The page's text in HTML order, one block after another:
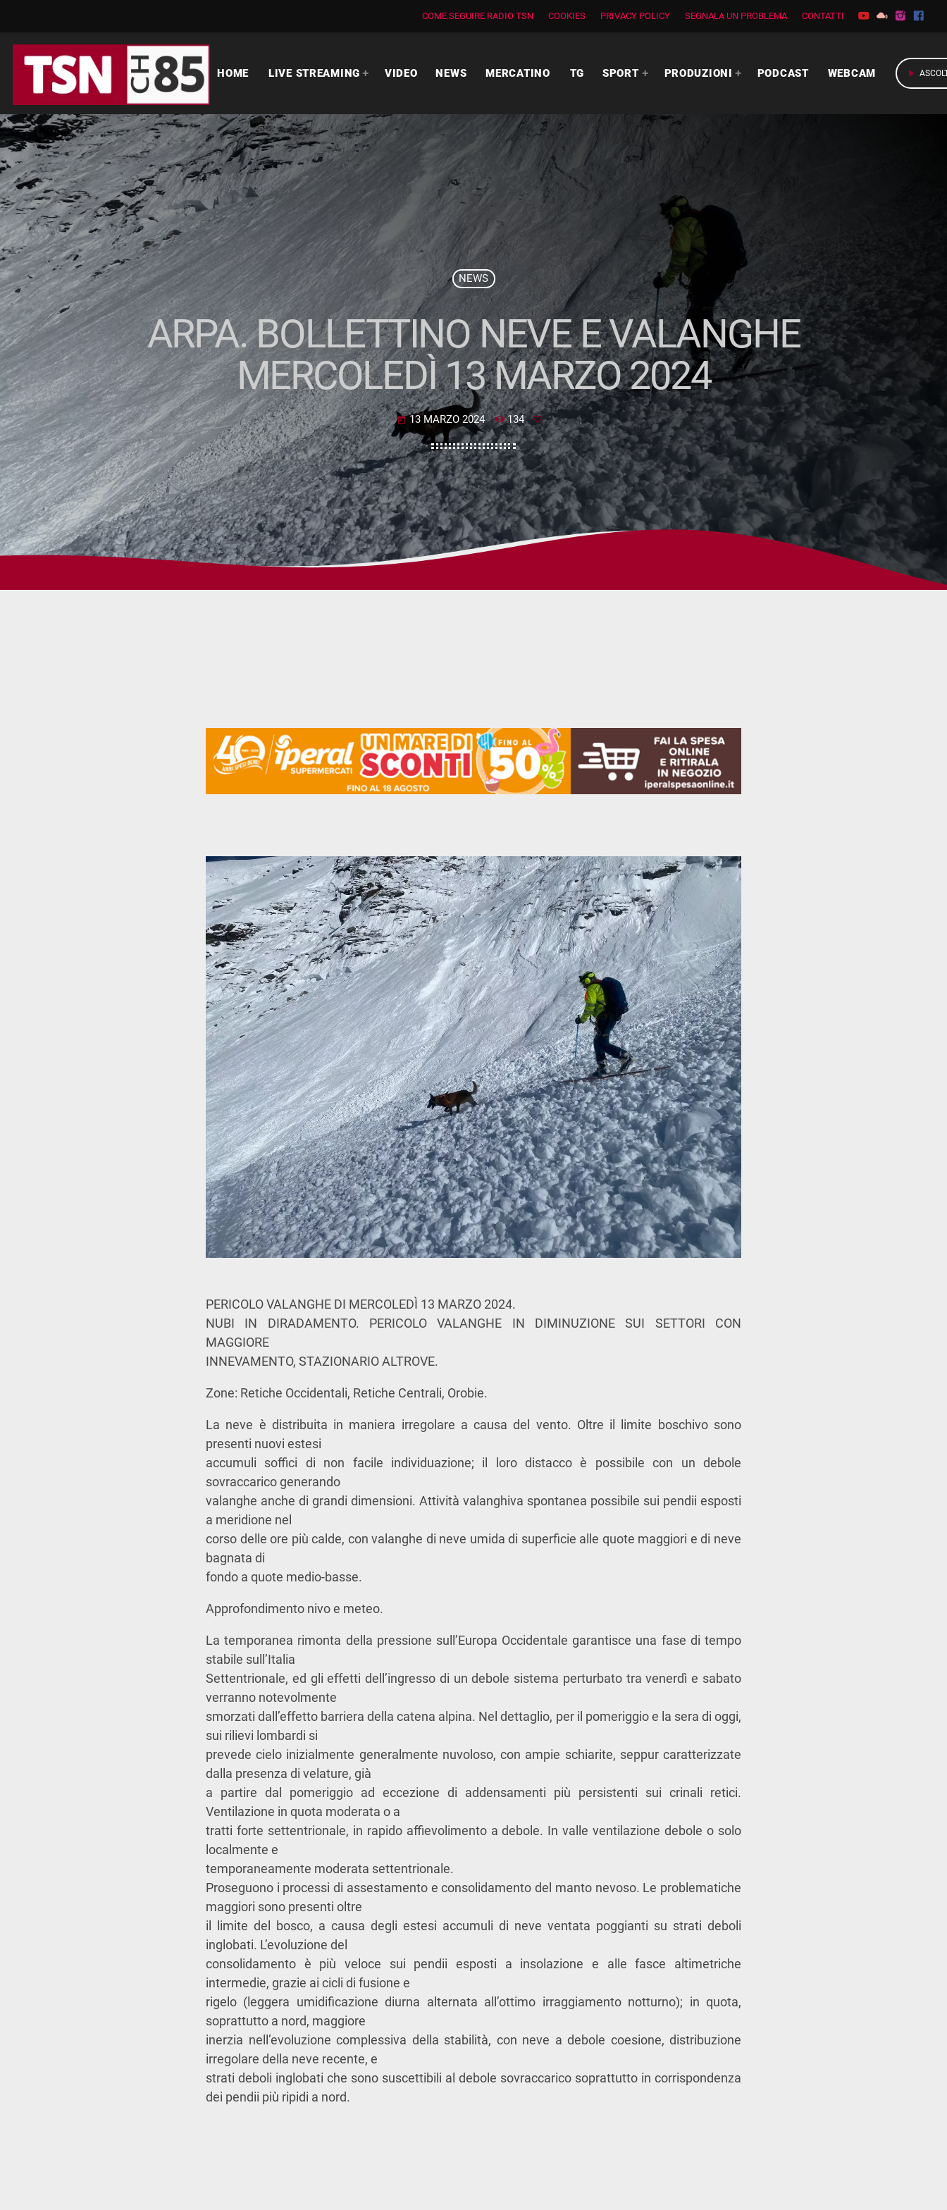
COME SEGUIRE RADIO TSN COOKIES PRIVACY POLICY SEGNALA UN PROBLEMA CONTATTI
HOME LIVE STREAMING VIDEO NEWS MERCATINO TG SPORT PRODUZIONI PODCAST WEBCAM play_arrow
NEWS
ARPA. BOLLETTINO NEVE E VALANGHE
MERCOLEDÌ 13 MARZO 2024
today 13 MARZO 2024 134
PERICOLO VALANGHE DI MERCOLEDÌ 13 MARZO 2024.
NUBI IN DIRADAMENTO. PERICOLO VALANGHE IN DIMINUZIONE SUI SETTORI CON
MAGGIORE
INNEVAMENTO, STAZIONARIO ALTROVE.
Zone: Retiche Occidentali, Retiche Centrali, Orobie.
La neve è distribuita in maniera irregolare a causa del vento. Oltre il limite boschivo sono
presenti nuovi estesi
accumuli soffici di non facile individuazione; il loro distacco è possibile con un debole
sovraccarico generando
valanghe anche di grandi dimensioni. Attività valanghiva spontanea possibile sui pendii esposti
a meridione nel
corso delle ore più calde, con valanghe di neve umida di superficie alle quote maggiori e di neve
bagnata di
fondo a quote medio-basse.
Approfondimento nivo e meteo.
La temporanea rimonta della pressione sull’Europa Occidentale garantisce una fase di tempo
stabile sull’Italia
Settentrionale, ed gli effetti dell’ingresso di un debole sistema perturbato tra venerdì e sabato
verranno notevolmente
smorzati dall’effetto barriera della catena alpina. Nel dettaglio, per il pomeriggio e la sera di oggi,
sui rilievi lombardi si
prevede cielo inizialmente generalmente nuvoloso, con ampie schiarite, seppur caratterizzate
dalla presenza di velature, già
a partire dal pomeriggio ad eccezione di addensamenti più persistenti sui crinali retici.
Ventilazione in quota moderata o a
tratti forte settentrionale, in rapido affievolimento a debole. In valle ventilazione debole o solo
localmente e
temporaneamente moderata settentrionale.
Proseguono i processi di assestamento e consolidamento del manto nevoso. Le problematiche
maggiori sono presenti oltre
il limite del bosco, a causa degli estesi accumuli di neve ventata poggianti su strati deboli
inglobati. L’evoluzione del
consolidamento è più veloce sui pendii esposti a insolazione e alle fasce altimetriche
intermedie, grazie ai cicli di fusione e
rigelo (leggera umidificazione diurna alternata all’ottimo irraggiamento notturno); in quota,
soprattutto a nord, maggiore
inerzia nell’evoluzione complessiva della stabilità, con neve a debole coesione, distribuzione
irregolare della neve recente, e
strati deboli inglobati che sono suscettibili al debole sovraccarico soprattutto in corrispondenza
dei pendii più ripidi a nord.